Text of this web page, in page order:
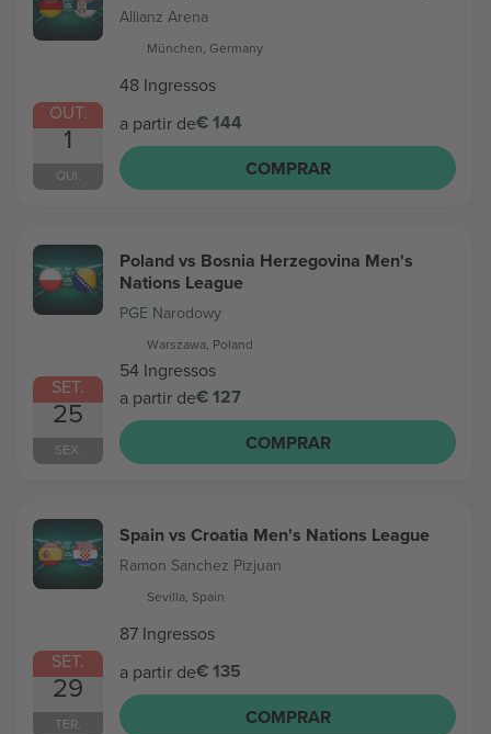
OUT.
1
QUI.
Allianz Arena
München, Germany
48 Ingressos
a partir de€ 144
COMPRAR
SET.
25
SEX.
Poland vs Bosnia Herzegovina Men's
Nations League
PGE Narodowy
Warszawa, Poland
54 Ingressos
a partir de€ 127
COMPRAR
SET.
29
TER.
Spain vs Croatia Men's Nations League
Ramon Sanchez Pizjuan
Sevilla, Spain
87 Ingressos
a partir de€ 135
COMPRAR